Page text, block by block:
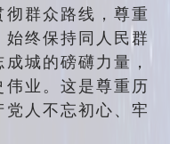
群众路线，尊重
始终保持同人民群
城的磅礴力量，
伟业。这是尊重历
人不忘初心、牢